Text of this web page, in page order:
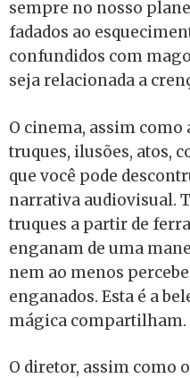
sempre no nosso
fadados ao
confundidos com
seja relacionada a
O cinema, assim
truques, ilusões, atos,
que você pode
narrativa audiovisual.
truques a partir de
enganam de uma
nem ao menos
enganados. Esta é a
mágica compartilham.
O diretor, assim como